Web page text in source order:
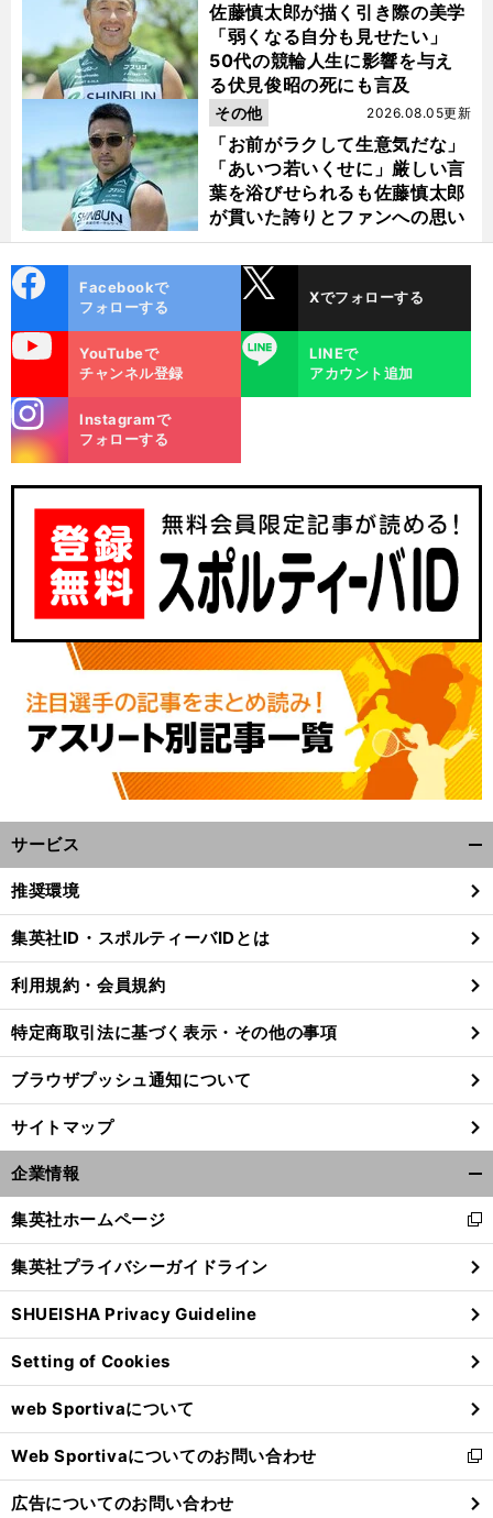
、
。
佐藤慎太郎が描く引き際の美学
「弱くなる自分も見せたい」
50代の競輪人生に影響を与え
る伏見俊昭の死にも言及
「お前がラクして生意気だな」
「あいつ若いくせに」厳しい言
葉を浴びせられるも佐藤慎太郎
が貫いた誇りとファンへの思い
2026.08.05更新
その他
ok
Facebookで
フォローする
Xでフォローする
YouTubeで
チャンネル登録
LINE
LINEで
アカウント追加
m
Instagramで
フォローする
サービス
閉
る
推奨環境
集英社ID・スポルティーバIDとは
利用規約・会員規約
特定商取引法に基づく表示・その他の事項
ブラウザプッシュ通知について
サイトマップ
企業情報
閉
る
集英社ホームページ
新
し
い
ウ
ィ
ン
ド
ウ
で
開
く
集英社プライバシーガイドライン
SHUEISHA Privacy Guideline
Setting of Cookies
web Sportivaについて
Web Sportivaについてのお問い合わせ
新
し
い
広告についてのお問い合わせ